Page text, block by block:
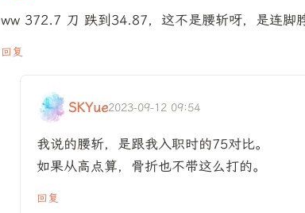
ww 372.7 刀 跌到34.87，这不是腰斩呀，是连脚
回复
SKYue2023-09-12 09:54
我说的腰斩，是跟我入职时的75对比。
如果从高点算，骨折也不带这么打的。
回复